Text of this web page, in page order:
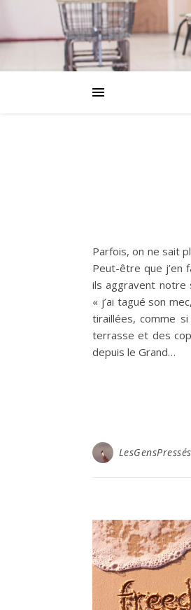
Parfois, on ne sait
Peut-être que j’en
ils aggravent notre
« j’ai tagué son
tiraillées, comme
terrasse et des
depuis le Grand…
LesGensPressés